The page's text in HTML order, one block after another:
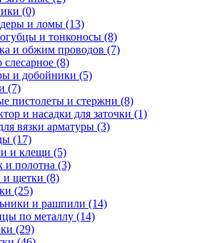
(0)
и ломы (13)
и тонконосы (8)
и обжим проводов (7)
слесарное (8)
и добойники (5)
(7)
пистолеты и стержни (8)
и насадки для заточки (1)
вязки арматуры (3)
(17)
и клещи (5)
и полотна (3)
щетки (8)
(25)
и рашпили (14)
по металлу (14)
(29)